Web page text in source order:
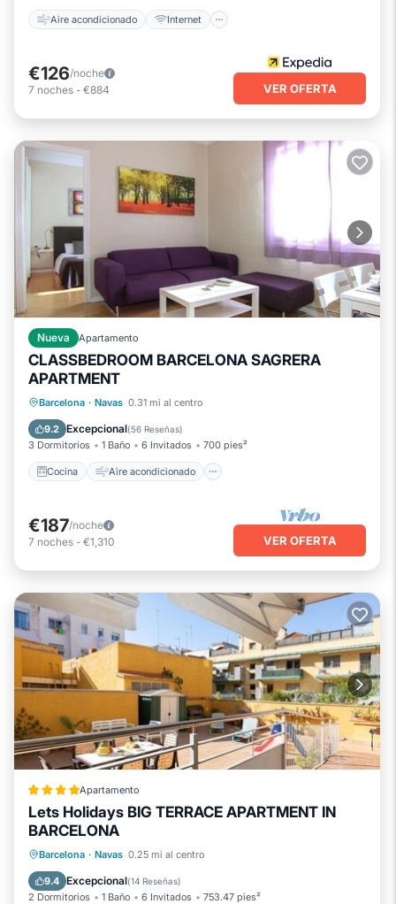
Aire acondicionado Internet
€126/noche
7 noches - €884 VER OFERTA
Nueva Apartamento
CLASSBEDROOM BARCELONA SAGRERA
APARTMENT
Barcelona · Navas 0.31 mi al centro
9.2 Excepcional(56 Reseñas)
3 Dormitorios 1 Baño 6 Invitados 700 pies²
Cocina Aire acondicionado
Cocina Aire acondicionado
Apto para niños
€187/noche
7 noches - €1,310 VER OFERTA
Apartamento
Lets Holidays BIG TERRACE APARTMENT IN
BARCELONA
Barcelona · Navas 0.25 mi al centro
9.4 Excepcional(14 Reseñas)
2 Dormitorios 1 Baño 6 Invitados 753.47 pies²
Aparcamiento
Aire acondicionado
Internet
Accesibilidad